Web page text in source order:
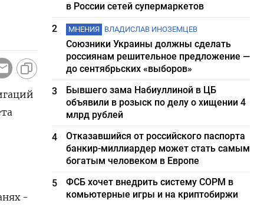
-
в России сетей супермаркетов
2
МНЕНИЯ ВЛАДИСЛАВ ИНОЗЕМЦЕВ
Союзники Украины должны сделать
россиянам решительное предложение —
до сентябрьских «выборов»
3
Бывшего зама Набиуллиной в ЦБ
объявили в розыск по делу о хищении 4
млрд рублей
4
Отказавшийся от российского паспорта
банкир-миллиардер может стать самым
богатым человеком в Европе
5
ФСБ хочет внедрить систему СОРМ в
комьютерные игры и на криптобиржи